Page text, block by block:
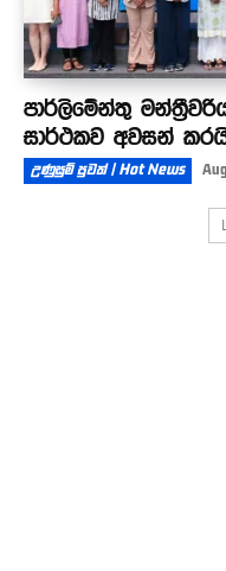
පාර්ලිමේන්තු
සාර්ථකව අවසන්
උණුසුම් පුවත් | Hot News